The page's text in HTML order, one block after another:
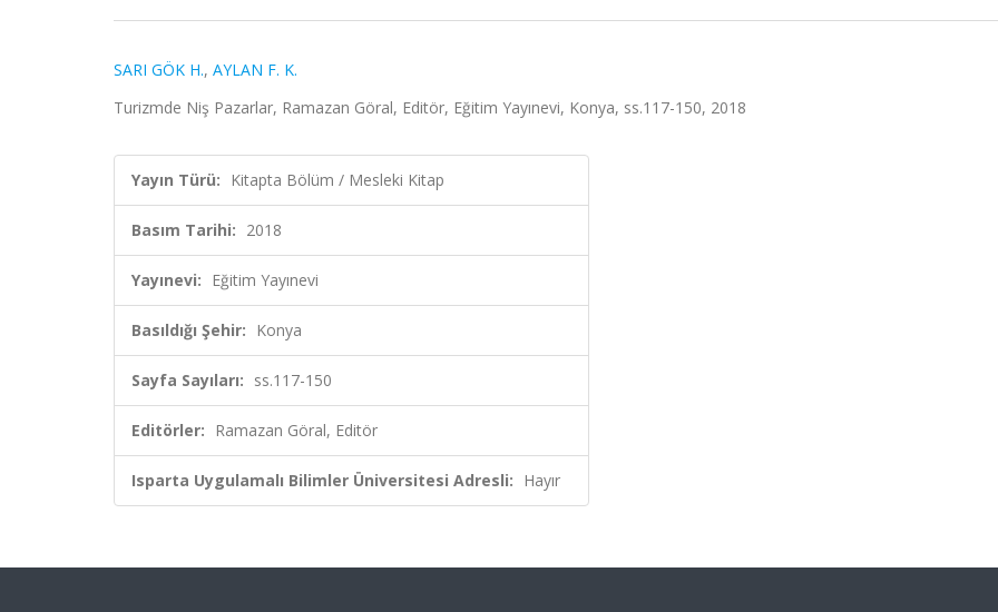
SARI GÖK H., AYLAN F. K.
Turizmde Niş Pazarlar, Ramazan Göral, Editör, Eğitim Yayınevi, Konya, ss.117-150, 2018
Yayın Türü: Kitapta Bölüm / Mesleki Kitap
Basım Tarihi: 2018
Yayınevi: Eğitim Yayınevi
Basıldığı Şehir: Konya
Sayfa Sayıları: ss.117-150
Editörler: Ramazan Göral, Editör
Isparta Uygulamalı Bilimler Üniversitesi Adresli: Hayır